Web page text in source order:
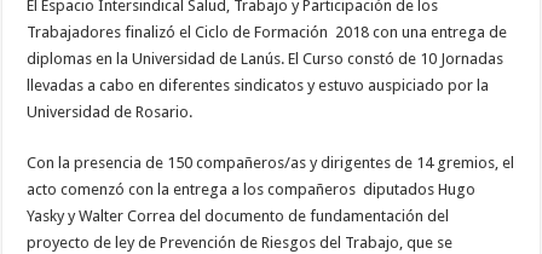
El Espacio Intersindical Salud, Trabajo y Participación de los
Trabajadores finalizó el Ciclo de Formación 2018 con una entrega de
diplomas en la Universidad de Lanús. El Curso constó de 10 Jornadas
llevadas a cabo en diferentes sindicatos y estuvo auspiciado por la
Universidad de Rosario.
Con la presencia de 150 compañeros/as y dirigentes de 14 gremios, el
acto comenzó con la entrega a los compañeros diputados Hugo
Yasky y Walter Correa del documento de fundamentación del
proyecto de ley de Prevención de Riesgos del Trabajo, que se